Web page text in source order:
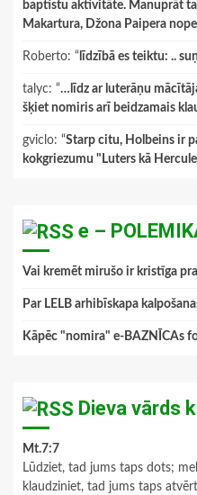
baptistu aktivitāte. Manuprāt
Makartura, Džona Paipera
Roberto: “ līdzībā es teiktu: ..
talyc: “…līdz ar luterāņu
šķiet nomiris arī beidzamais
gviclo: “Starp citu, Holbeins ir
kokgriezumu "Luters kā
e –
Vai kremēt mirušo ir kristīga
Par LELB arhibīskapa
Kāpēc "nomira" e-BAZNĪCAs
Dieva vārds
Mt.7:7
Lūdziet, tad jums taps dots;
klaudziniet, tad jums taps